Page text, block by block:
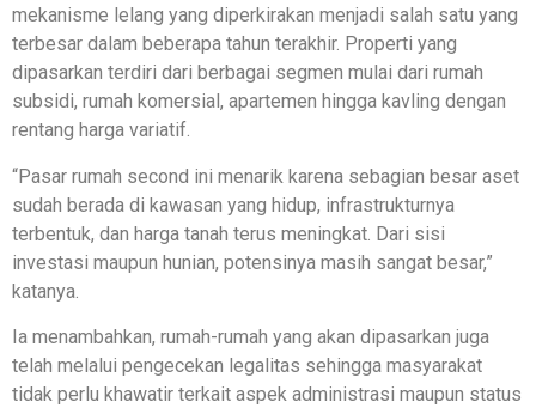
mekanisme lelang yang diperkirakan menjadi salah satu yang
terbesar dalam beberapa tahun terakhir. Properti yang
dipasarkan terdiri dari berbagai segmen mulai dari rumah
subsidi, rumah komersial, apartemen hingga kavling dengan
rentang harga variatif.
“Pasar rumah second ini menarik karena sebagian besar aset
sudah berada di kawasan yang hidup, infrastrukturnya
terbentuk, dan harga tanah terus meningkat. Dari sisi
investasi maupun hunian, potensinya masih sangat besar,”
katanya.
Ia menambahkan, rumah-rumah yang akan dipasarkan juga
telah melalui pengecekan legalitas sehingga masyarakat
tidak perlu khawatir terkait aspek administrasi maupun status